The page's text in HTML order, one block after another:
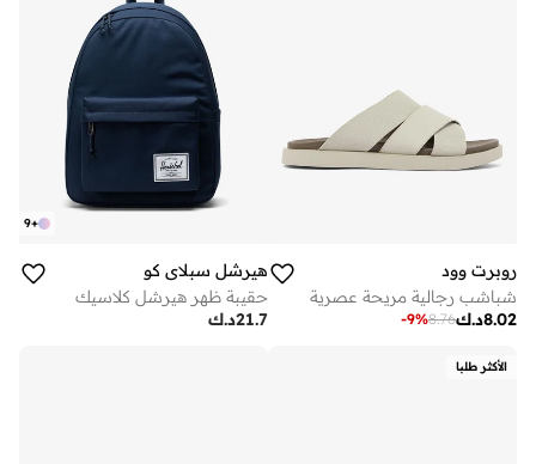
روبرت وود
شباشب رجالية مريحة عصرية
د.ك8.02
8.76
-9%
+
9
هيرشل سبلاي كو
حقيبة ظهر هيرشل كلاسيك
د.ك21.7
الأكثر طلبا